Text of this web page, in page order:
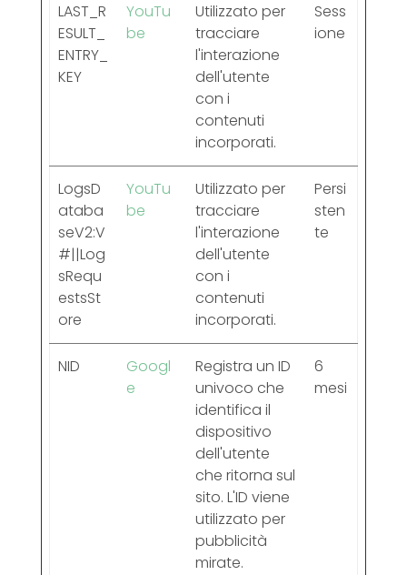
LAST_R
ESULT_
ENTRY_
KEY
YouTu
be
Utilizzato per
tracciare
l'interazione
dell'utente
con i
contenuti
incorporati.
Sess
ione
LogsD
ataba
seV2:V
#||Log
sRequ
estsSt
ore
YouTu
be
Utilizzato per
tracciare
l'interazione
dell'utente
con i
contenuti
incorporati.
Persi
sten
te
NID
Googl
e
Registra un ID
univoco che
identifica il
dispositivo
dell'utente
che ritorna sul
sito. L'ID viene
utilizzato per
pubblicità
mirate.
6
mesi